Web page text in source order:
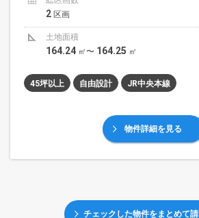
2 区画
土地面積
164.24 ㎡〜 164.25 ㎡
45坪以上 自由設計 JR中央本線
物件詳細を見る
チェックした物件をまとめて